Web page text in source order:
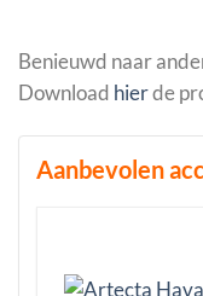
Benieuwd naar
Download hierde
Aanbevolen